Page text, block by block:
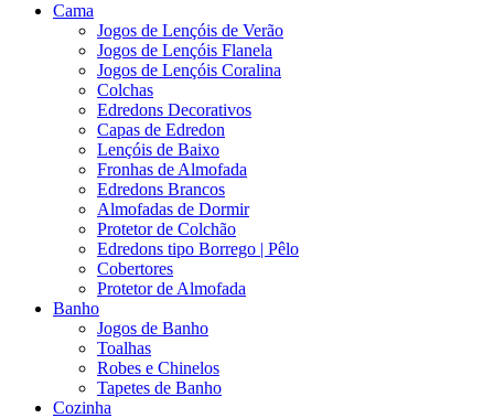
Cama
Jogos de Lençóis de Verão
Jogos de Lençóis Flanela
Jogos de Lençóis Coralina
Colchas
Edredons Decorativos
Capas de Edredon
Lençóis de Baixo
Fronhas de Almofada
Edredons Brancos
Almofadas de Dormir
Protetor de Colchão
Edredons tipo Borrego | Pêlo
Cobertores
Protetor de Almofada
Banho
Jogos de Banho
Toalhas
Robes e Chinelos
Tapetes de Banho
Cozinha